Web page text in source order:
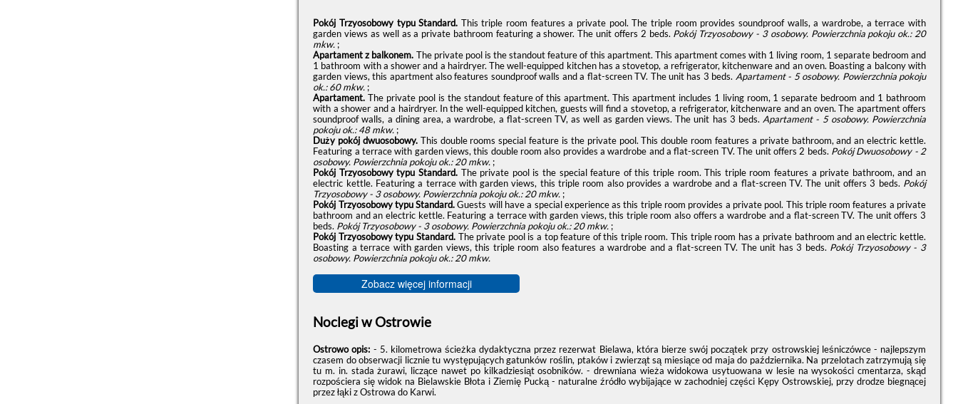
Pokój Trzyosobowy typu Standard. This triple room features a private pool. The triple room provides soundproof walls, a wardrobe, a terrace with
garden views as well as a private bathroom featuring a shower. The unit offers 2 beds. Pokój Trzyosobowy - 3 osobowy. Powierzchnia pokoju ok.: 20
mkw. ;
Apartament z balkonem. The private pool is the standout feature of this apartment. This apartment comes with 1 living room, 1 separate bedroom and
1 bathroom with a shower and a hairdryer. The well-equipped kitchen has a stovetop, a refrigerator, kitchenware and an oven. Boasting a balcony with
garden views, this apartment also features soundproof walls and a flat-screen TV. The unit has 3 beds. Apartament - 5 osobowy. Powierzchnia pokoju
ok.: 60 mkw. ;
Apartament. The private pool is the standout feature of this apartment. This apartment includes 1 living room, 1 separate bedroom and 1 bathroom
with a shower and a hairdryer. In the well-equipped kitchen, guests will find a stovetop, a refrigerator, kitchenware and an oven. The apartment offers
soundproof walls, a dining area, a wardrobe, a flat-screen TV, as well as garden views. The unit has 3 beds. Apartament - 5 osobowy. Powierzchnia
pokoju ok.: 48 mkw. ;
Duży pokój dwuosobowy.This double rooms special feature is the private pool. This double room features a private bathroom, and an electric kettle.
Featuring a terrace with garden views, this double room also provides a wardrobe and a flat-screen TV. The unit offers 2 beds. Pokój Dwuosobowy - 2
osobowy. Powierzchnia pokoju ok.: 20 mkw. ;
Pokój Trzyosobowy typu Standard. The private pool is the special feature of this triple room. This triple room features a private bathroom, and an
electric kettle. Featuring a terrace with garden views, this triple room also provides a wardrobe and a flat-screen TV. The unit offers 3 beds. Pokój
Trzyosobowy - 3 osobowy. Powierzchnia pokoju ok.: 20 mkw. ;
Pokój Trzyosobowy typu Standard.Guests will have a special experience as this triple room provides a private pool. This triple room features a private
bathroom and an electric kettle. Featuring a terrace with garden views, this triple room also offers a wardrobe and a flat-screen TV. The unit offers 3
beds. Pokój Trzyosobowy - 3 osobowy. Powierzchnia pokoju ok.: 20 mkw. ;
Pokój Trzyosobowy typu Standard. The private pool is a top feature of this triple room. This triple room has a private bathroom and an electric kettle.
Boasting a terrace with garden views, this triple room also features a wardrobe and a flat-screen TV. The unit has 3 beds. Pokój Trzyosobowy - 3
osobowy. Powierzchnia pokoju ok.: 20 mkw.
Zobacz więcej informacji
Noclegi w Ostrowie
Ostrowo opis: - 5. kilometrowa ścieżka dydaktyczna przez rezerwat Bielawa, która bierze swój początek przy ostrowskiej leśniczówce - najlepszym
czasem do obserwacji licznie tu występujących gatunków roślin, ptaków i zwierząt są miesiące od maja do października. Na przelotach zatrzymują się
tu m. in. stada żurawi, liczące nawet po kilkadziesiąt osobników. - drewniana wieża widokowa usytuowana w lesie na wysokości cmentarza, skąd
rozpościera się widok na Bielawskie Błota i Ziemię Pucką - naturalne źródło wybijające w zachodniej części Kępy Ostrowskiej, przy drodze biegnącej
przez łąki z Ostrowa do Karwi.